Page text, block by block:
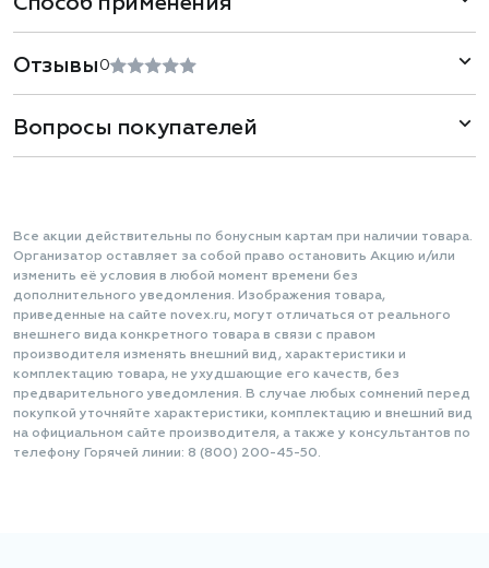
Отзывы 0
Вопросы покупателей
Все акции действительны по бонусным картам при наличии товара.
Организатор оставляет за собой право остановить Акцию и/или
изменить её условия в любой момент времени без
дополнительного уведомления. Изображения товара,
приведенные на сайте novex.ru, могут отличаться от реального
внешнего вида конкретного товара в связи с правом
производителя изменять внешний вид, характеристики и
комплектацию товара, не ухудшающие его качеств, без
предварительного уведомления. В случае любых сомнений перед
покупкой уточняйте характеристики, комплектацию и внешний вид
на официальном сайте производителя, а также у консультантов по
телефону Горячей линии: 8 (800) 200-45-50.